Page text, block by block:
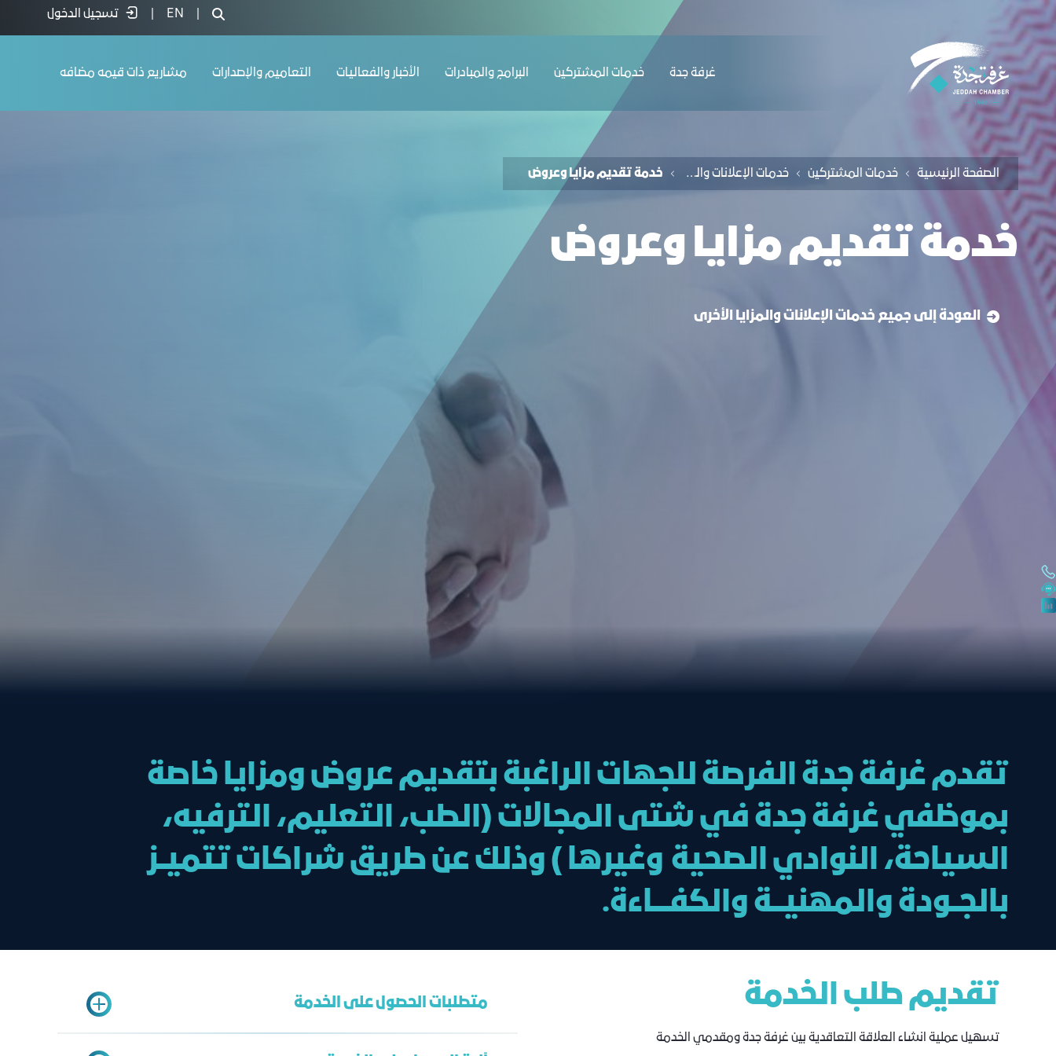
الملاحة
التخطي للمحتوى
تقديم عروض ومزايا - غرفة جدة EN تسجيل الدخول
ﻏﺮﻓﺔ ﺟﺪة ﺧﺪﻣﺎت المشتركين البرامج والمبادرات الأخبار والفعاليات التعاميم والإصدارات مشاريع ذات قيمه مضافه
الصفحة الرئيسية ﺧﺪﻣﺎت المشتركين خدمات الإعلانات والمزايا الأخرى خدمة تقديم مزايا وعروض
خدمة تقديم مزايا وعروض
العودة إلى جميع خدمات الإعلانات والمزايا الأخرى
تقدم غرفة جدة الفرصة للجهات الراغبة بتقديم عروض ومزايا خاصة
بموظفي غرفة جدة في شتى المجالات (الطب، التعليم، الترفيه،
السياحة، النوادي الصحية وغيرها ) وذلك عن طريق شراكات تتميــز
بالجــودة والمهنيـــة والكفــــاءة.
تقديم طلب الخدمة
تسهيل عملية انشاء العلاقة التعاقدية بين غرفة جدة ومقدمي الخدمة
متطلبات الحصول على الخدمة